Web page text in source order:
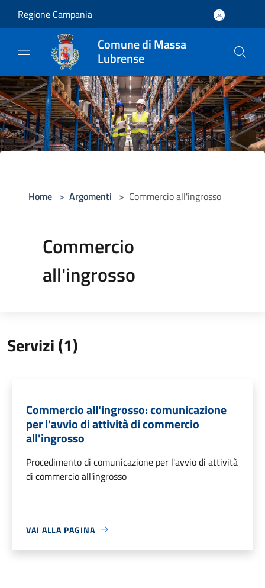
Regione Campania
Comune di Massa
Lubrense
Home > Argomenti > Commercio all'ingrosso
Commercio
all'ingrosso
Servizi (1)
Commercio all'ingrosso: comunicazione
per l'avvio di attività di commercio
all'ingrosso
Procedimento di comunicazione per l'avvio di attività
di commercio all'ingrosso
VAI ALLA PAGINA